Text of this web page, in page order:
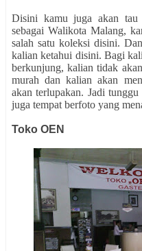
Disini kamu juga akan tau
sebagai Walikota Malang,
salah satu koleksi disini.
kalian ketahui disini. Bagi
berkunjung, kalian tidak
murah dan kalian akan
akan terlupakan. Jadi
juga tempat berfoto yang
Toko OEN